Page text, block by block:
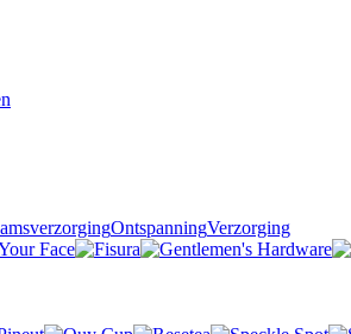
OntspanningVerzorging